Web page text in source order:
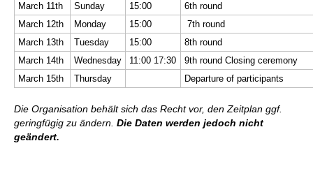
March 11th
Sunday 15:00
6th round
March 12th
Monday 15:00
7th round
March 13th
Tuesday 15:00
8th round
March 14th
Wednesday 11:00 17:30
9th round Closing ceremony
March 15th
Thursday Departure of participants
Die Organisation behält sich das Recht vor, den Zeitplan ggf.
geringfügig zu ändern. Die Daten werden jedoch nicht
geändert.